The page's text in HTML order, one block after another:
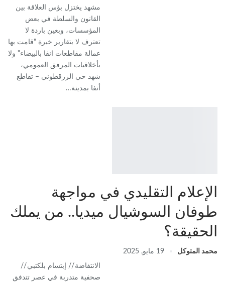
مشهد يختزل بؤس العلاقة بين
القانون والسلطة في بعض
المؤسسات، وبعين باردة لا
تعترف لا بتقارير خبرة "قامت بها
عمالة مقاطعات انفا بالبيضاء" ولا
بأخلاقيات المرفق العمومي،
شهد حي الزرقطوني – تقاطع
أنفا بمدينة…
الإعلام التقليدي في مواجهة
طوفان السوشيال ميديا.. من يملك
الحقيقة؟
محمد المتوكل 19 مايو, 2025
الانتفاضة // إبتسام بلكتبي //
صحفية متدربة في عصر تتدفق